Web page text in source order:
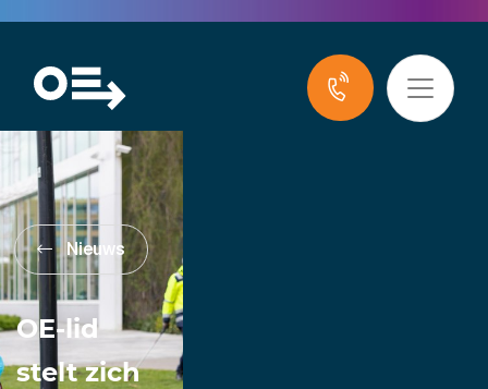
Nieuws
OE-lid
stelt zich